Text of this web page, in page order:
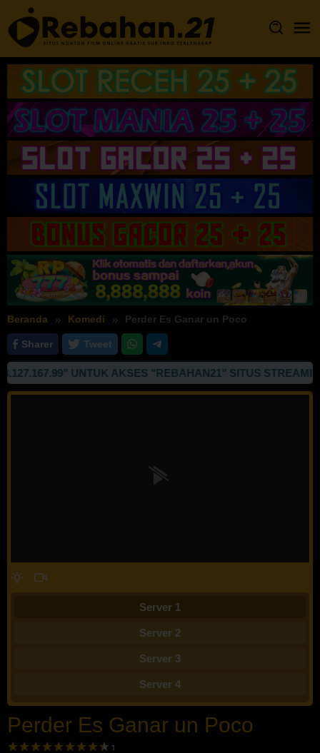
Loncat
ke
konten
Beranda Komedi Perder Es Ganar un Poco
Sharer Tweet
UNTUK AKSES "REBAHAN21" SITUS STREAMING
Server 1
Server 2
Server 3
Server 4
Perder Es Ganar un Poco